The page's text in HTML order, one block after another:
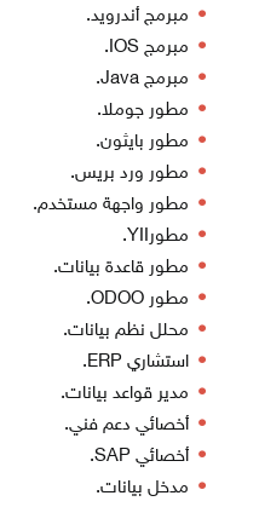
مبرمج أندرويد.
مبرمج IOS.
مبرمج Java.
مطور جوملا.
مطور بايثون.
مطور ورد بريس.
مطور واجهة مستخدم.
مطورYII.
مطور قاعدة بيانات.
مطور ODOO.
محلل نظم بيانات.
استشاري ERP.
مدير قواعد بيانات.
أخصائي دعم فني.
أخصائي SAP.
مدخل بيانات.